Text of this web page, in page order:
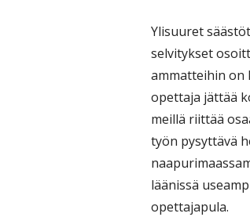
Ylisuuret
selvitykset
ammatteihin on
opettaja jättää
meillä riittää
työn pysyttävä
läänissä
opettajapula.